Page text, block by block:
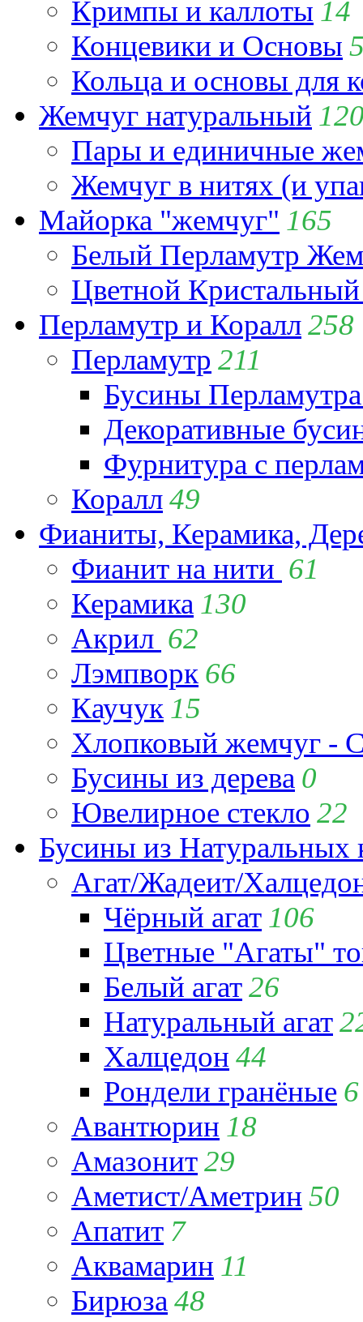
Кримпы и каллоты 14
Концевики и Основы
Кольца и основы для
Жемчуг натуральный
Пары и единичные
Жемчуг в нитях (и
Майорка "жемчуг" 165
Белый Перламутр
Цветной
Перламутр и Коралл258
Перламутр 211
Бусины
Декоративные
Фурнитура с
Коралл49
Фианиты, Керамика,
Фианит на нити 61
Керамика 130
Акрил 62
Лэмпворк 66
Каучук 15
Хлопковый жемчуг -
Бусины из дерева 0
Ювелирное стекло 22
Бусины из Натуральных
Агат/Жадеит/
Чёрный агат 106
Цветные "Агаты"
Белый агат26
Натуральный агат
Халцедон 44
Рондели гранёные 6
Авантюрин 18
Амазонит29
Аметист/Аметрин 50
Апатит 7
Аквамарин 11
Бирюза 48